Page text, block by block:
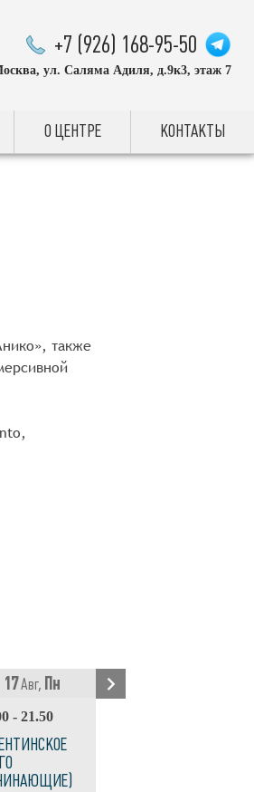
+7 (926) 168-95-50
ул. Саляма Адиля, д.9к3, этаж 7
О ЦЕНТРЕ КОНТАКТЫ
также
17Авг, Пн
- 21.50